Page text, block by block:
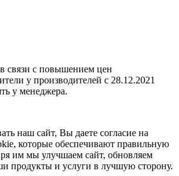
связи c повышением цен
у производителей с 28.12.2021
у менеджера.
наш сайт, Вы даете согласие на
которые обеспечивают правильную
им мы улучшаем сайт, обновляем
продукты и услуги в лучшую сторону.